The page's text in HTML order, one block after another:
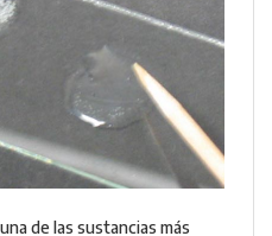
de las sustancias más